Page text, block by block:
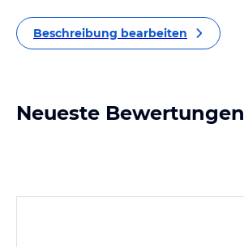
Beschreibung bearbeiten
Neueste Bewertungen